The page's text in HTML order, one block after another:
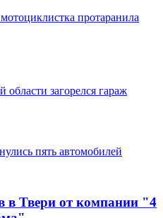
протаранила
области загорелся гараж
пять автомобилей
в Твери от компании "4